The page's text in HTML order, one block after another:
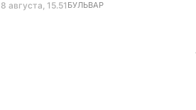
8 августа, 15.51 БУЛЬВАР